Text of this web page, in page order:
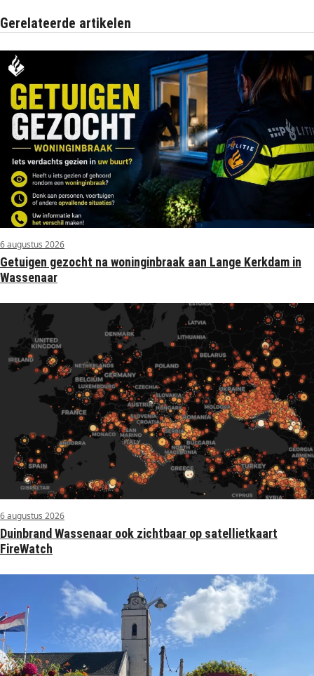
Gerelateerde artikelen
6 augustus 2026
Getuigen gezocht na woninginbraak aan Lange Kerkdam in
Wassenaar
6 augustus 2026
Duinbrand Wassenaar ook zichtbaar op satellietkaart
FireWatch